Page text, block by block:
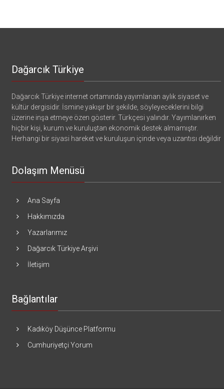
Dağarcık Türkiye
Dağarcık Türkiye internet ortamında yayımlanan aylık siyaset ve
kültür dergisidir. İsmine yakışır bir şekilde, söyleyeceklerini bilgi
üzerine inşa etmeye özen gösterir. Türkçesi yalındır. Yayımlanırken
hiçbir kişi, kurum ve kuruluştan ekonomik destek almamıştır.
Herhangi bir siyasi hareket ve kuruluşun içinde veya uzantısı değildir
Dolaşım Menüsü
Ana Sayfa
Hakkımızda
Yazarlarımız
Dağarcık Türkiye Arşivi
İletişim
Bağlantılar
Kadıköy Düşünce Platformu
Cumhuriyetçi Yorum